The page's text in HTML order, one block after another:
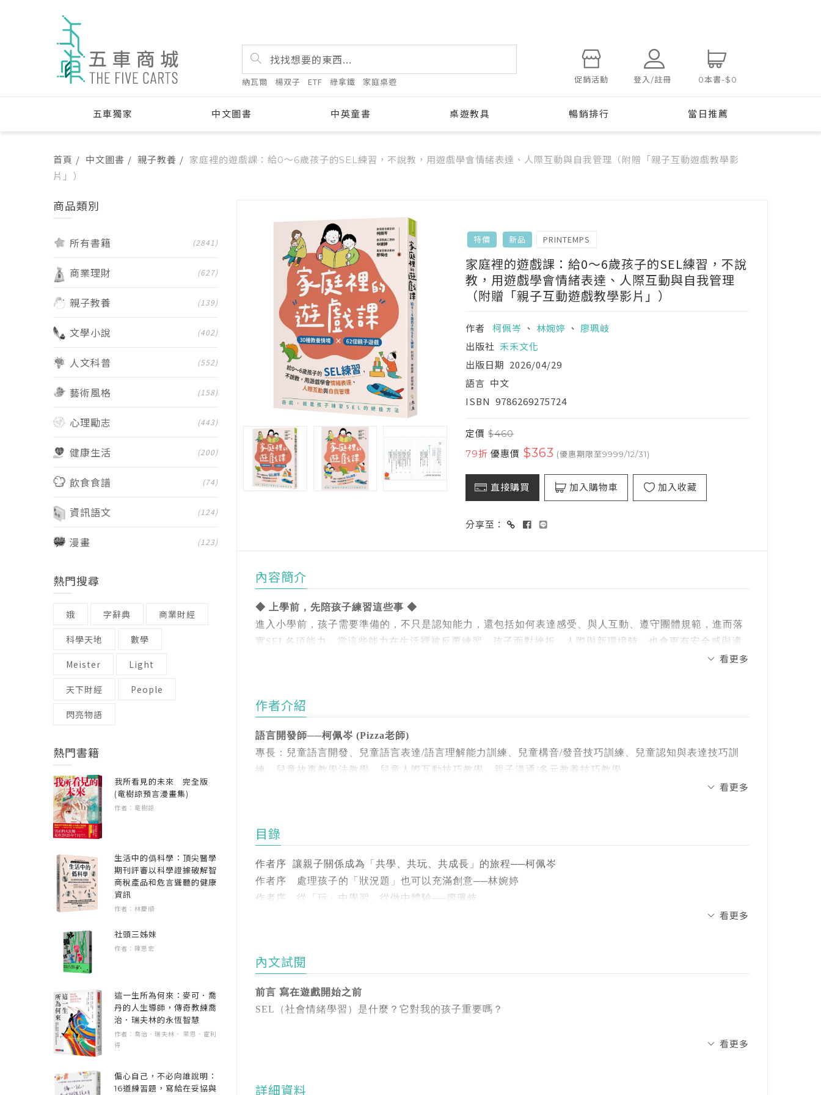
納瓦爾 楊双子 ETF 綠拿鐵 家庭桌遊 促銷活動 登入/註冊 0本書-$0
五車獨家 中文圖書 中英童書 桌遊教具 暢銷排行 當日推薦
首頁 中文圖書 親子教養
家庭裡的遊戲課：給0～6歲孩子的SEL練習，不說教，用遊戲學會情緒表達、人際互動與自我管理（附贈「親子互動遊戲教學影
片」）
特價 新品 PRINTEMPS
家庭裡的遊戲課：給0～6歲孩子的SEL練習，不說
教，用遊戲學會情緒表達、人際互動與自我管理
（附贈「親子互動遊戲教學影片」）
作者 柯佩岑 、 林婉婷 、 廖珮岐
出版社 禾禾文化
出版日期 2026/04/29
語言 中文
ISBN 9786269275724
定價$460
79折 優惠價 $363 (優惠期限至9999/12/31)
直接購買 加入購物車 加入收藏
分享至：
內容簡介
◆ 上學前，先陪孩子練習這些事 ◆
進入小學前，孩子需要準備的，不只是認知能力，還包括如何表達感受、與人互動、遵守團體規範，進而落
實SEL各項能力。當這些能力在生活裡被反覆練習，孩子面對挫折、人際與新環境時，也會更有安全感與適
對0~6歲的學齡前幼兒來說，情緒不是「知道」就會了，而是要在互動裡，慢慢學會辨認、表達、等待、調
本書透過情境模擬與遊戲引導，陪孩子從自我覺察「我現在怎麼了？」慢慢走到自我管理「我可以怎麼
◆ 情緒能力，邊玩邊內化！◆
本書從幼兒家庭最常遇到的真實情境出發，設計30個生活情境× 62個親子遊戲，把孩子在成長過程中需要練
習的能力——情緒表達、人際互動、自我管理、語言表達與生活中的規則感——放進遊戲裡，讓孩子在自然
參與中，一次一次練習，一點一點內化。
包含：情緒起伏、手足相處、人際衝突、等待困難、表達卡關等日常難題，搭配書中62個趣味遊戲。
書中目錄並標示出遊戲對應的SEL 核心能力，讓親子遊戲不只是「好玩」，更能陪伴孩子一步步成長。
情緒表達、人際互動、自我管理，對幼兒來說都是太抽象的觀念，但一旦放進遊戲、節奏、角色、聲音與動
看更多
作者介紹
語言開發師──柯佩岑 (Pizza老師)
專長：兒童語言開發、兒童語言表達/語言理解能力訓練、兒童構音/發音技巧訓練、兒童認知與表達技巧訓
練、兒童故事教學法教學、兒童人際互動技巧教學、親子溝通/多元教養技巧教學
FB：Art Talks 藝術的力量
音樂治療師──廖珮岐 (珮珮老師)
看更多
目錄
作者序 讓親子關係成為「共學、共玩、共成長」的旅程──柯佩岑
作者序 處理孩子的「狀況題」也可以充滿創意──林婉婷
作者序 從「玩」中學習，從做中體驗──廖珮岐
覺察｜◬ 人際技巧｜▣負責任決策；雖然每個遊戲只標示一個重點，但過程中，孩子的各項社會情緒能力都
會一起進步喔！)
▎幼兒的語言發展進程
看更多
內文試閱
前言 寫在遊戲開始之前
SEL（社會情緒學習）是什麼？它對我的孩子重要嗎？
SEL（Social and Emotional Learning），中文翻譯為「社會情緒學習」。簡單來說，它就是一套教導孩子看更多
詳細資料
商品類別
所有書籍 (2841)
商業理財 (627)
親子教養 (139)
文學小說 (402)
人文科普 (552)
藝術風格 (158)
心理勵志 (443)
健康生活 (200)
飲食食譜 (74)
資訊語文 (124)
漫畫 (123)
熱門搜尋
娥 字辭典 商業財經
科學天地 數學
Meister Light
天下財經 People
閃亮物語
熱門書籍
我所看見的未來 完全版
(竜樹諒預言漫畫集)
作者：竜樹諒
生活中的僞科學：頂尖醫學
期刊評審以科學證據破解智
商稅產品和危言聳聽的健康
資訊
作者：林慶順
社頭三姊妹
作者：陳思宏
這一生所為何來：麥可．喬
丹的人生導師，傳奇教練喬
治．瑞夫林的永恆智慧
作者：喬治．瑞夫林、 萊恩．霍利
得
偏心自己，不必向誰說明：
16道練習題，寫給在妥協與